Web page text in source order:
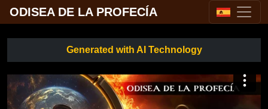
ODISEA DE LA PROFECÍA
Generated with AI Technology